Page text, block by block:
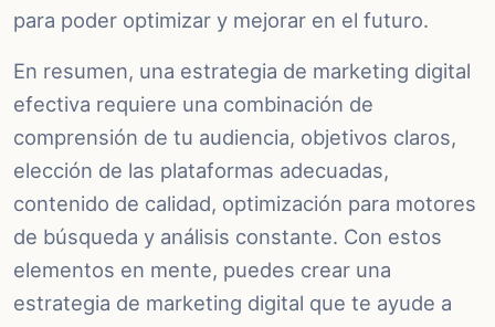
para poder optimizar y mejorar en el futuro.
En resumen, una estrategia de marketing digital
efectiva requiere una combinación de
comprensión de tu audiencia, objetivos claros,
elección de las plataformas adecuadas,
contenido de calidad, optimización para motores
de búsqueda y análisis constante. Con estos
elementos en mente, puedes crear una
estrategia de marketing digital que te ayude a